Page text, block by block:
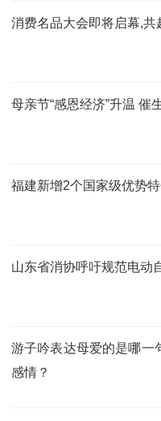
消费名品大会即将启幕,共
母亲节“感恩经济”升温 催
福建新增2个国家级优势
山东省消协呼吁规范电动
游子吟表达母爱的是哪一
感情？